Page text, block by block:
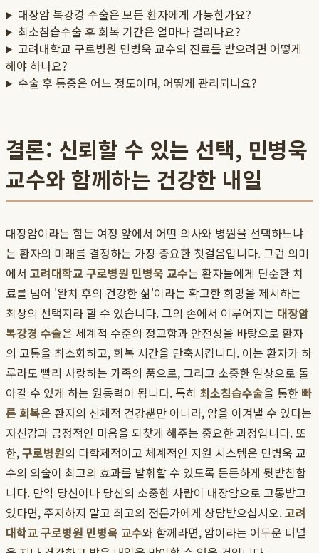
대장암 복강경 수술은 모든 환자에게 가능한가요?
최소침습수술 후 회복 기간은 얼마나 걸리나요?
고려대학교 구로병원 민병욱 교수의 진료를 받으려면 어떻게
해야 하나요?
수술 후 통증은 어느 정도이며, 어떻게 관리되나요?
결론: 신뢰할 수 있는 선택, 민병욱
교수와 함께하는 건강한 내일
대장암이라는 힘든 여정 앞에서 어떤 의사와 병원을 선택하느냐
는 환자의 미래를 결정하는 가장 중요한 첫걸음입니다. 그런 의미
에서 고려대학교 구로병원 민병욱 교수는 환자들에게 단순한 치
료를 넘어 '완치 후의 건강한 삶'이라는 확고한 희망을 제시하는
최상의 선택지라 할 수 있습니다. 그의 손에서 이루어지는 대장암
복강경 수술은 세계적 수준의 정교함과 안전성을 바탕으로 환자
의 고통을 최소화하고, 회복 시간을 단축시킵니다. 이는 환자가 하
루라도 빨리 사랑하는 가족의 품으로, 그리고 소중한 일상으로 돌
아갈 수 있게 하는 원동력이 됩니다. 특히 최소침습수술을 통한 빠
른 회복은 환자의 신체적 건강뿐만 아니라, 암을 이겨낼 수 있다는
자신감과 긍정적인 마음을 되찾게 해주는 중요한 과정입니다. 또
한,구로병원의 다학제적이고 체계적인 지원 시스템은 민병욱 교
수의 의술이 최고의 효과를 발휘할 수 있도록 든든하게 뒷받침합
니다. 만약 당신이나 당신의 소중한 사람이 대장암으로 고통받고
있다면, 주저하지 말고 최고의 전문가에게 상담받으십시오.고려
대학교 구로병원 민병욱 교수와 함께라면, 암이라는 어두운 터널